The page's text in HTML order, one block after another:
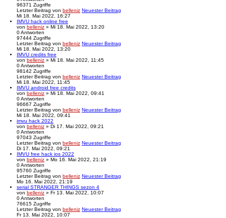
96371 Zugriffe
Letzter Beitrag von belleniz Neuester Beitrag
Mi 18. Mai 2022, 16:27
IMVU hack online free
von belleniz » Mi 18. Mai 2022, 13:20
0Antworten
97444 Zugriffe
Letzter Beitrag von belleniz Neuester Beitrag
Mi 18. Mai 2022, 13:20
IMVU credits free
von belleniz » Mi 18. Mai 2022, 11:45
0Antworten
98142 Zugriffe
Letzter Beitrag von belleniz Neuester Beitrag
Mi 18. Mai 2022, 11:45
IMVU android free credits
von belleniz » Mi 18. Mai 2022, 09:41
0Antworten
96667 Zugriffe
Letzter Beitrag von belleniz Neuester Beitrag
Mi 18. Mai 2022, 09:41
imvu hack 2022
von belleniz » Di 17. Mai 2022, 09:21
0Antworten
97043 Zugriffe
Letzter Beitrag von belleniz Neuester Beitrag
Di 17. Mai 2022, 09:21
IMVU free hack ios 2022
von belleniz » Mo 16. Mai 2022, 21:19
0Antworten
95760 Zugriffe
Letzter Beitrag von belleniz Neuester Beitrag
Mo 16. Mai 2022, 21:19
serial STRANGER THINGS sezon 4
von belleniz » Fr 13. Mai 2022, 10:07
0Antworten
76615 Zugriffe
Letzter Beitrag von belleniz Neuester Beitrag
Fr 13. Mai 2022, 10:07